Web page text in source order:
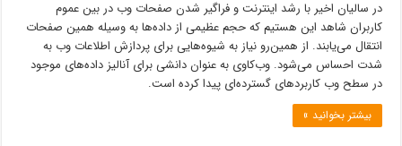
در سالیان اخیر با رشد اینترنت و فراگیر شدن صفحات وب در بین عموم
کاربران شاهد این هستیم که حجم عظیمی از داده‌ها به وسیله همین صفحات
انتقال می‌یابند. از همین‌رو نیاز به شیوه‌هایی برای پردازش اطلاعات وب به
شدت احساس می‌شود. وب‌کاوی به عنوان دانشی برای آنالیز داده‌های موجود
در سطح وب کاربردهای گسترده‌ای پیدا کرده است.
بیشتر بخوانید »